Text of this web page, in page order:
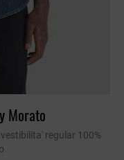
Morato
regular 100%